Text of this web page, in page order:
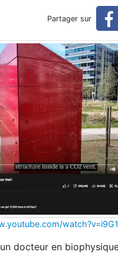
et écologique
Partager sur
docteur en